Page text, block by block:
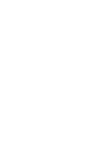
La
contra los
Vox en la